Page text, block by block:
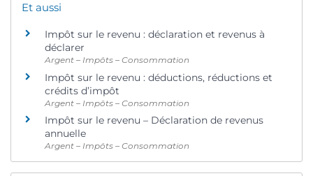
Et aussi
Impôt sur le revenu : déclaration et revenus à
déclarer
Argent – Impôts – Consommation
Impôt sur le revenu : déductions, réductions et
crédits d’impôt
Argent – Impôts – Consommation
Impôt sur le revenu – Déclaration de revenus
annuelle
Argent – Impôts – Consommation